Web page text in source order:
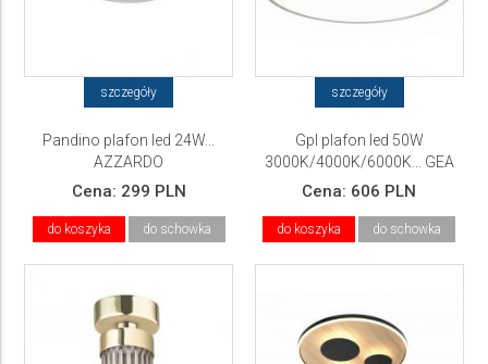
szczegóły
Pandino plafon led 24W...
AZZARDO
Cena: 299 PLN
do koszyka do schowka
szczegóły
Gpl plafon led 50W
3000K/4000K/6000K... GEA
LUCE
Cena: 606 PLN
do koszyka do schowka